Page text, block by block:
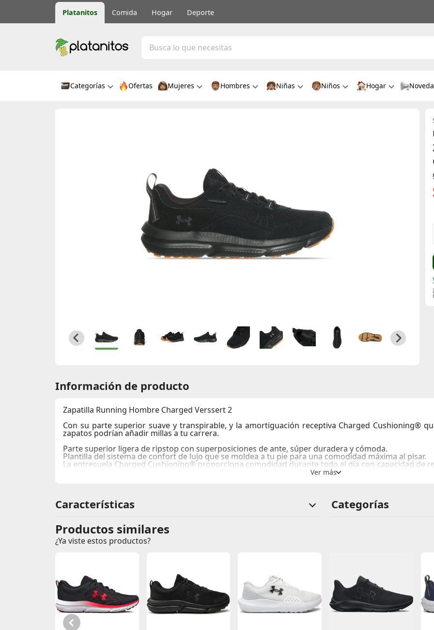
Platanitos Comida Hogar Deporte
Categorías Ofertas Mujeres Hombres Niñas Niños Hogar
Información de producto
Zapatilla Running Hombre Charged Verssert 2
Con su parte superior suave y transpirable, y la amortiguación receptiva Charged Cushioning®
zapatos podrían añadir millas a tu carrera.
Parte superior ligera de ripstop con superposiciones de ante, súper duradera y cómoda.
Plantilla del sistema de confort de lujo que se moldea a tu pie para una comodidad máxima al pisar.
La entresuela Charged Cushioning® proporciona comodidad durante todo el día con capacidad de
Suela exterior con tacos para tracción y durabilidad en superficies tanto de carretera como de
Características Categorías
Productos similares
¿Ya viste estos productos?